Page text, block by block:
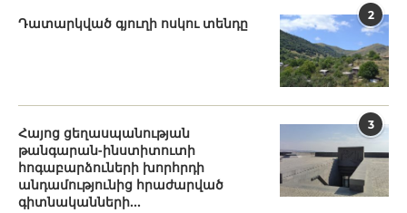
2
Դատարկված գյուղի ոսկու տենդը
3
Հայոց ցեղասպանության
թանգարան-ինստիտուտի
հոգաբարձուների խորհրդի
անդամությունից հրաժարված
գիտնականների...